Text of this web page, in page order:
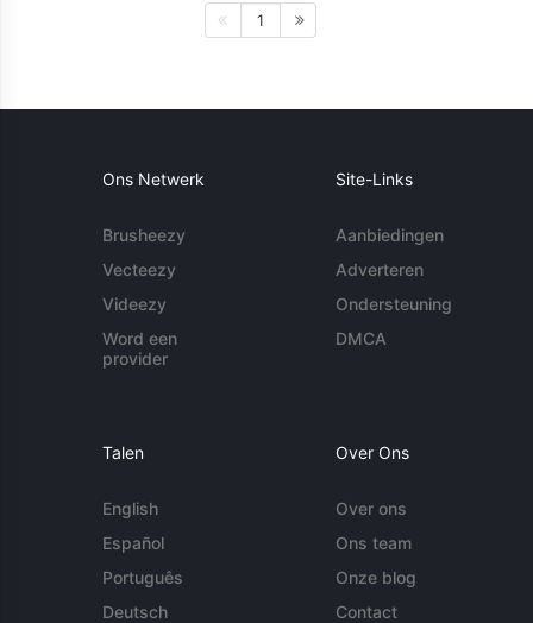
1
Ons Netwerk
Brusheezy
Vecteezy
Videezy
Word een
provider
Site-Links
Aanbiedingen
Adverteren
Ondersteuning
DMCA
Talen
English
Español
Português
Deutsch
Over Ons
Over ons
Ons team
Onze blog
Contact